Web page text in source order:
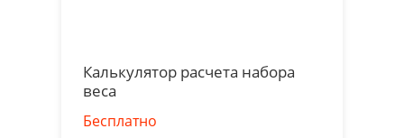
Калькулятор расчета набора
веса
Бесплатно